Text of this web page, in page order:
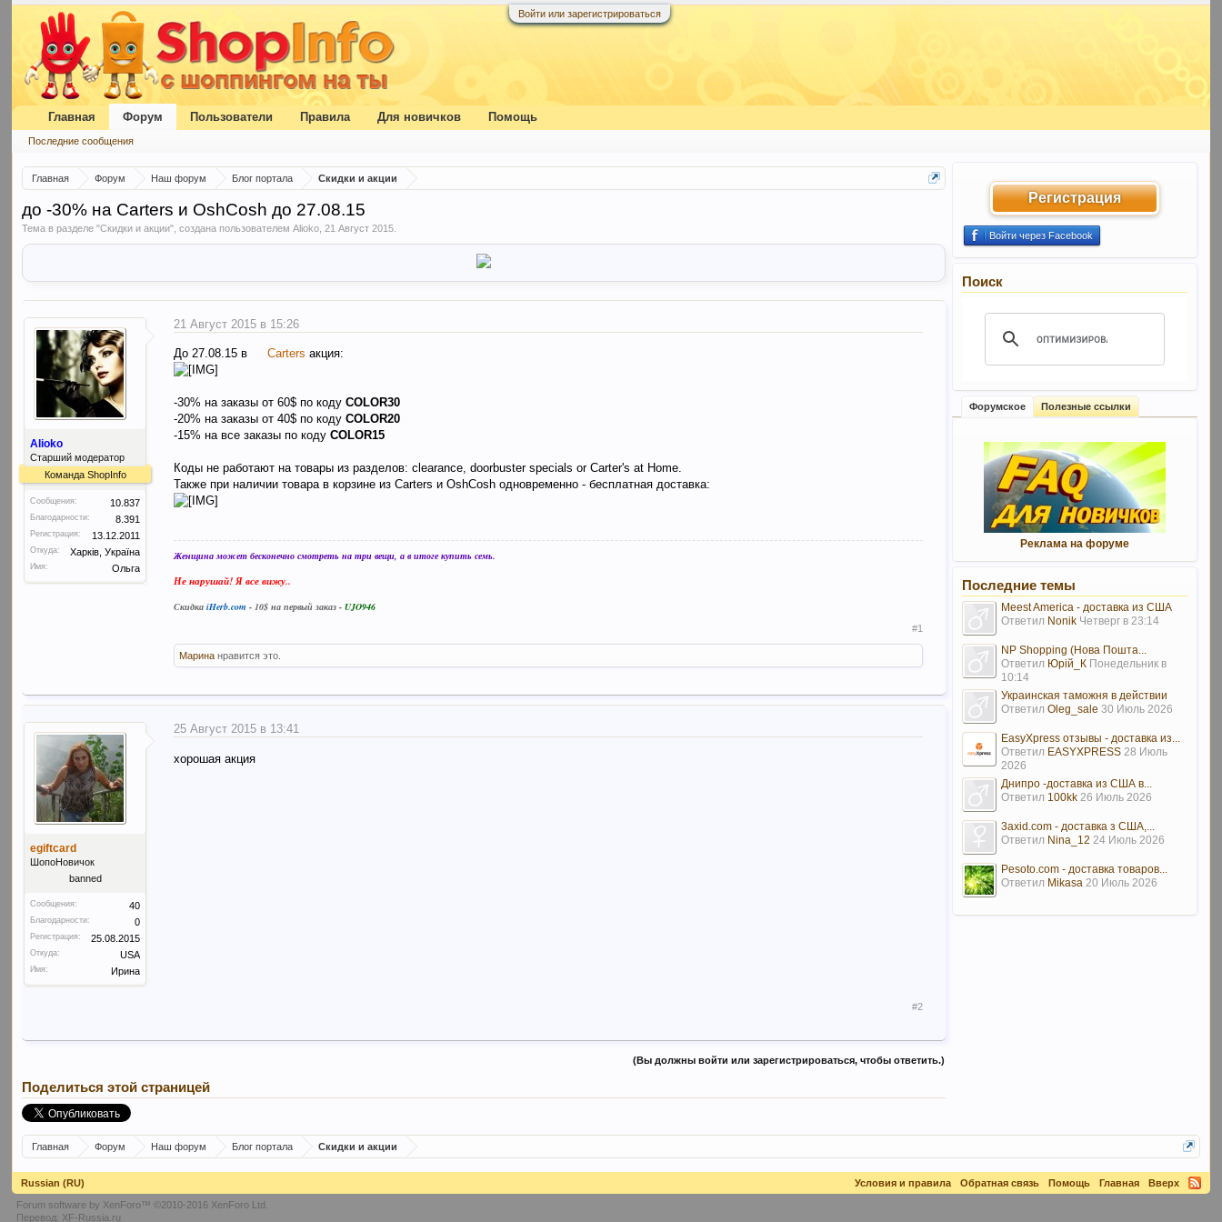
Войти или зарегистрироваться
Главная Форум Наш форум Блог портала Скидки и акции
до -30% на Carters и OshCosh до 27.08.15
Тема в разделе "Скидки и акции", создана пользователемAlioko ,21 Август 2015
Alioko
Старший модератор
Команда ShopInfo
Сообщения: 10.837
Благодарности: 8.391
Регистрация: 13.12.2011
Откуда: Харків, Україна
Имя: Ольга
21 Август 2015 в 15:26
До 27.08.15 в Cartersакция:
-30% на заказы от 60$ по кодуCOLOR30
-20% на заказы от 40$ по кодуCOLOR20
-15% на все заказы по кодуCOLOR15
Коды не работают на товары из разделов: clearance, doorbuster specials or Carter's at Home.
Также при наличии товара в корзине из Carters и OshCosh одновременно - бесплатная доставка:
Женщина может бесконечно смотреть на три вещи, а в итоге купить семь.
Не нарушай! Я все вижу..
СкидкаiHerb.com - 10$ на первый заказ -UJO946
#1
Марина нравится это.
egiftcard
ШопоНовичок
banned
Сообщения: 40
Благодарности: 0
Регистрация: 25.08.2015
Откуда: USA
Имя: Ирина
25 Август 2015 в 13:41
хорошая акция
#2
(Вы должны войти или зарегистрироваться, чтобы ответить.)
Поделиться этой страницей
Регистрация
Войти через Facebook
Поиск
Форумское Полезные ссылки
Реклама на форуме
Последние темы
Meest America - доставка из США
Ответил Nonik Четверг в 23:14
NP Shopping (Нова Пошта...
Ответил Юрій_К Понедельник в
10:14
Украинская таможня в действии
Ответил Oleg_sale 30 Июль 2026
EasyXpress отзывы - доставка из...
Ответил EASYXPRESS 28 Июль
2026
Днипро -доставка из США в...
Ответил 100kk 26 Июль 2026
3axid.com - доставка з США,...
Ответил Nina_12 24 Июль 2026
Pesoto.com - доставка товаров...
Ответил Mikasa 20 Июль 2026
Главная Форум Наш форум Блог портала Скидки и акции
Главная Форум
Последние сообщения
Пользователи Правила Для новичков Помощь
Russian (RU) Условия и правила Обратная связь Помощь Главная
Вверх
Forum software by XenForo™ ©2010-2016 XenForo Ltd.
Перевод: XF-Russia.ru